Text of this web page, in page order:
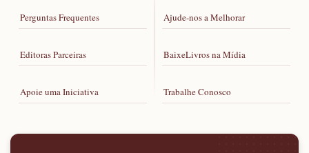
Perguntas Frequentes
Editoras Parceiras
Apoie uma Iniciativa
Ajude-nos a Melhorar
BaixeLivros na Mídia
Trabalhe Conosco